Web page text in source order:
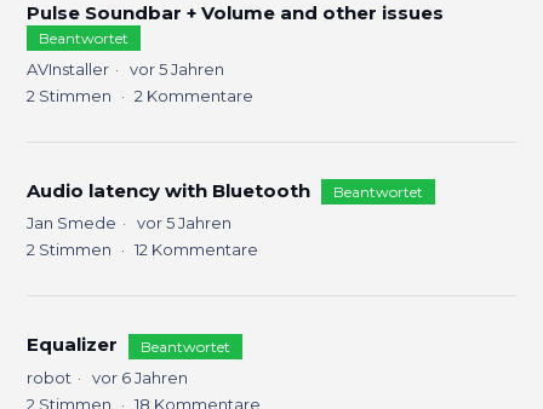
Pulse Soundbar + Volume and other issues
Beantwortet
AVInstaller
vor 5 Jahren
2 Stimmen 2 Kommentare
Audio latency with Bluetooth Beantwortet
Jan Smede
vor 5 Jahren
2 Stimmen 12 Kommentare
Equalizer Beantwortet
robot
vor 6 Jahren
2 Stimmen 18 Kommentare